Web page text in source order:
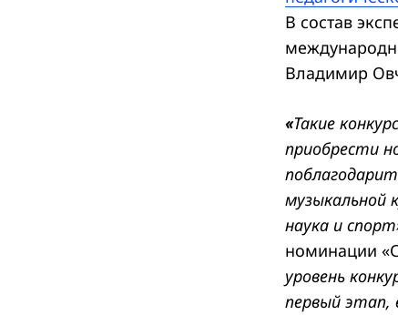
В состав
Владимир
«Такие
приобрести
музыкальной
наука и
номинации
уровень
первый этап,